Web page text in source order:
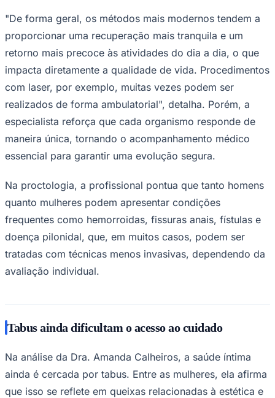
Corinthians
Palmeiras
"De forma geral, os métodos mais modernos tendem a
proporcionar uma recuperação mais tranquila e um
retorno mais precoce às atividades do dia a dia, o que
impacta diretamente a qualidade de vida. Procedimentos
com laser, por exemplo, muitas vezes podem ser
realizados de forma ambulatorial", detalha. Porém, a
especialista reforça que cada organismo responde de
maneira única, tornando o acompanhamento médico
essencial para garantir uma evolução segura.
Na proctologia, a profissional pontua que tanto homens
quanto mulheres podem apresentar condições
frequentes como hemorroidas, fissuras anais, fístulas e
doença pilonidal, que, em muitos casos, podem ser
tratadas com técnicas menos invasivas, dependendo da
avaliação individual.
Tabus ainda dificultam o acesso ao cuidado
Na análise da Dra. Amanda Calheiros, a saúde íntima
ainda é cercada por tabus. Entre as mulheres, ela afirma
que isso se reflete em queixas relacionadas à estética e